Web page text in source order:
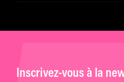
Inscrivez-vous à la